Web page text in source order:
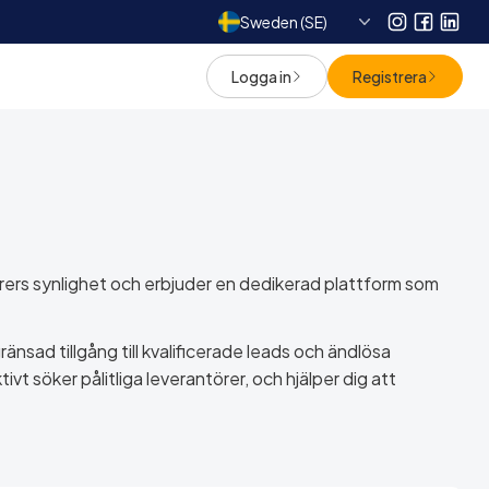
Sweden (SE) Instagram
Logga in Registrera
synlighet och erbjuder en dedikerad plattform som
tillgång till kvalificerade leads och ändlösa
söker pålitliga leverantörer, och hjälper dig att